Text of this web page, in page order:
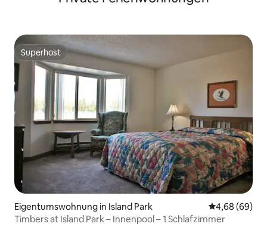
Superhost
Superhost
Eigentumswohnung in Island Park
4,68 (69)
Timbers at Island Park – Innenpool – 1 Schlafzimmer